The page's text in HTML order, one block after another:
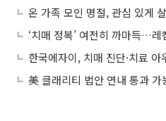
온 가족 모인 명절, 관심 있게
‘치매 정복’ 여전히 까마득…